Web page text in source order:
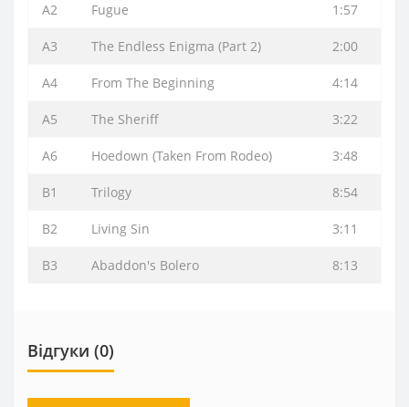
A2 Fugue 1:57
A3 The Endless Enigma (Part 2) 2:00
A4 From The Beginning 4:14
A5 The Sheriff 3:22
A6 Hoedown (Taken From Rodeo) 3:48
B1 Trilogy 8:54
B2 Living Sin 3:11
B3 Abaddon's Bolero 8:13
Відгуки (0)